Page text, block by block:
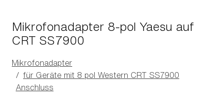
Mikrofonadapter 8-pol Yaesu auf
CRT SS7900
Mikrofonadapter
für Geräte mit 8 pol Western CRT SS7900
Anschluss